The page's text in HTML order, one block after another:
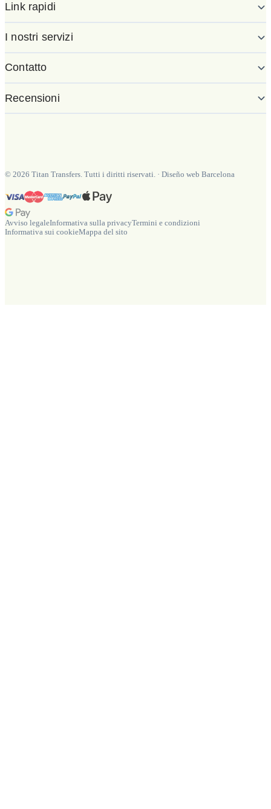
Link rapidi
I nostri servizi
Contatto
Recensioni
© 2026 Titan Transfers. Tutti i diritti riservati. · Diseño web Barcelona
Avviso legaleInformativa sulla privacyTermini e condizioni
Informativa sui cookieMappa del sito